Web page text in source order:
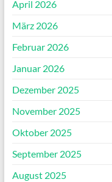
April 2026
März 2026
Februar 2026
Januar 2026
Dezember 2025
November 2025
Oktober 2025
September 2025
August 2025